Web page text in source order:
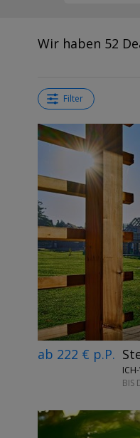
Wir haben 52
Filter
←
ab 222 € p.P.
BIS